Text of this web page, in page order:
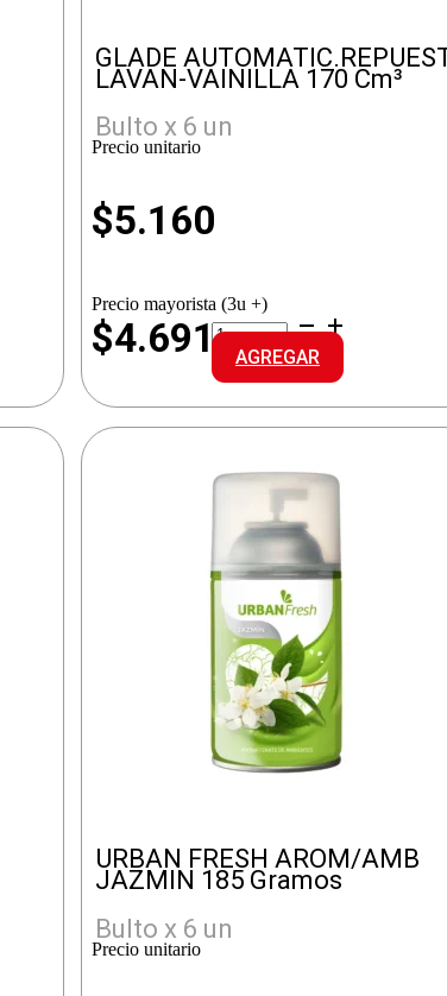
GLADE
LAVAN-VAINILLA 170 Cm³
Bulto x 6 un
Precio unitario
$5.160
Precio mayorista (3u +)
$4.691GLADE
AUTOMATIC.REPUESTO
LAVAN-
VAINILLA
cantidad
AGREGAR
URBAN FRESH AROM/AMB
JAZMIN 185 Gramos
Bulto x 6 un
Precio unitario